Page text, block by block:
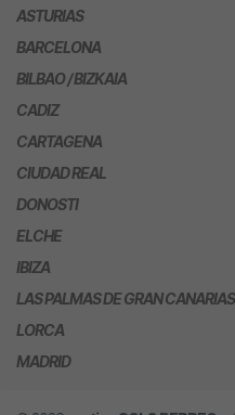
ASTURIAS
BARCELONA
BILBAO / BIZKAIA
CADIZ
CARTAGENA
CIUDAD REAL
DONOSTI
ELCHE
IBIZA
LAS PALMAS DE GRAN CANARIAS
LORCA
MADRID